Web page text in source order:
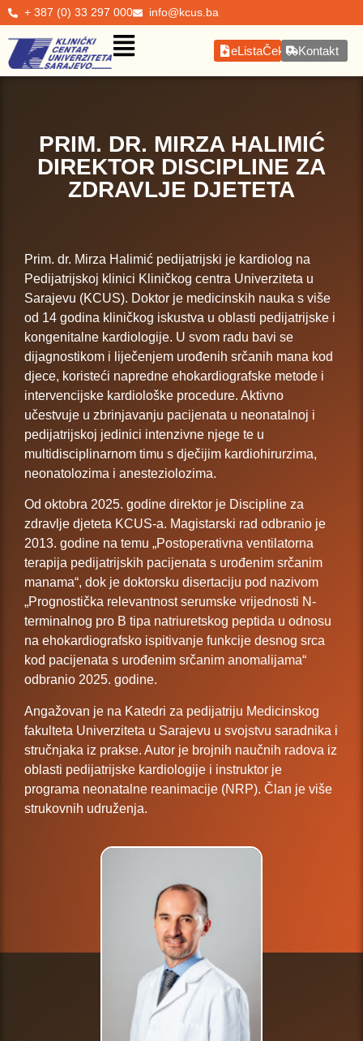
+ 387 (0) 33 297 000 info@kcus.ba
eListaČekanjaKontakt
PRIM. DR. MIRZA HALIMIĆ
DIREKTOR DISCIPLINE ZA
ZDRAVLJE DJETETA
Prim. dr. Mirza Halimić pedijatrijski je kardiolog na
Pedijatrijskoj klinici Kliničkog centra Univerziteta u
Sarajevu (KCUS). Doktor je medicinskih nauka s više
od 14 godina kliničkog iskustva u oblasti pedijatrijske i
kongenitalne kardiologije. U svom radu bavi se
dijagnostikom i liječenjem urođenih srčanih mana kod
djece, koristeći napredne ehokardiografske metode i
intervencijske kardiološke procedure. Aktivno
učestvuje u zbrinjavanju pacijenata u neonatalnoj i
pedijatrijskoj jedinici intenzivne njege te u
multidisciplinarnom timu s dječijim kardiohirurzima,
neonatolozima i anesteziolozima.
Od oktobra 2025. godine direktor je Discipline za
zdravlje djeteta KCUS-a. Magistarski rad odbranio je
2013. godine na temu „Postoperativna ventilatorna
terapija pedijatrijskih pacijenata s urođenim srčanim
manama“, dok je doktorsku disertaciju pod nazivom
„Prognostička relevantnost serumske vrijednosti N-
terminalnog pro B tipa natriuretskog peptida u odnosu
na ehokardiografsko ispitivanje funkcije desnog srca
kod pacijenata s urođenim srčanim anomalijama“
odbranio 2025. godine.
Angažovan je na Katedri za pedijatriju Medicinskog
fakulteta Univerziteta u Sarajevu u svojstvu saradnika i
stručnjaka iz prakse. Autor je brojnih naučnih radova iz
oblasti pedijatrijske kardiologije i instruktor je
programa neonatalne reanimacije (NRP). Član je više
strukovnih udruženja.